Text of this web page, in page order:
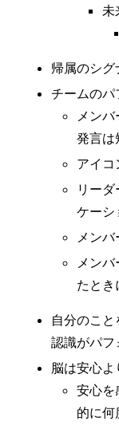
未
帰属のシ
チームのパ
メン
発言は
アイコ
リー
ケーシ
メン
メン
たとき
自分のこ
認識がパフ
脳は安心
安心を
的に何